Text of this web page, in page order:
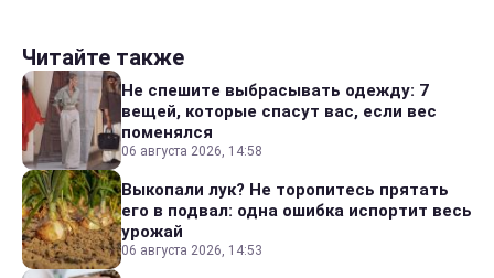
Читайте также
Не спешите выбрасывать одежду: 7
вещей, которые спасут вас, если вес
поменялся
06 августа 2026, 14:58
Выкопали лук? Не торопитесь прятать
его в подвал: одна ошибка испортит весь
урожай
06 августа 2026, 14:53